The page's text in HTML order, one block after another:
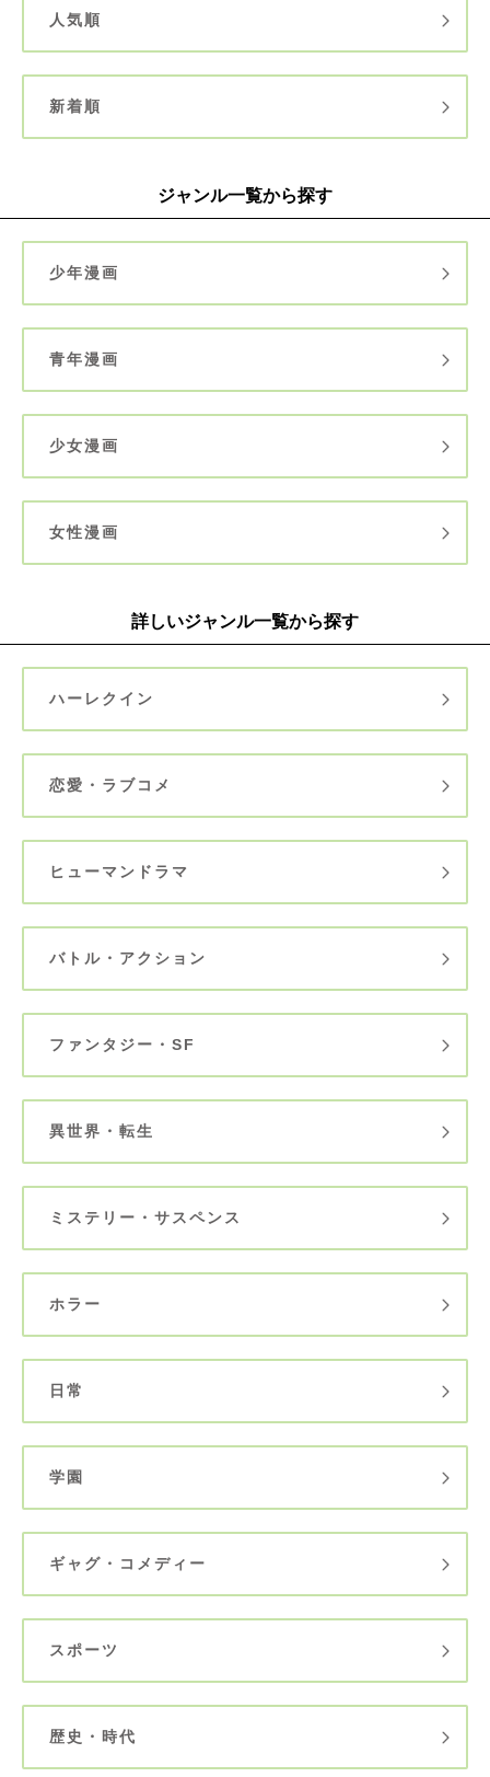
人気順
新着順
ジャンル一覧から探す
少年漫画
青年漫画
少女漫画
女性漫画
詳しいジャンル一覧から探す
ハーレクイン
恋愛・ラブコメ
ヒューマンドラマ
バトル・アクション
ファンタジー・SF
異世界・転生
ミステリー・サスペンス
ホラー
日常
学園
ギャグ・コメディー
スポーツ
歴史・時代